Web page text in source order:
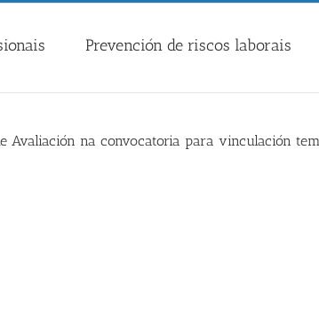
Prevención de riscos laborais
na convocatoria para vinculación